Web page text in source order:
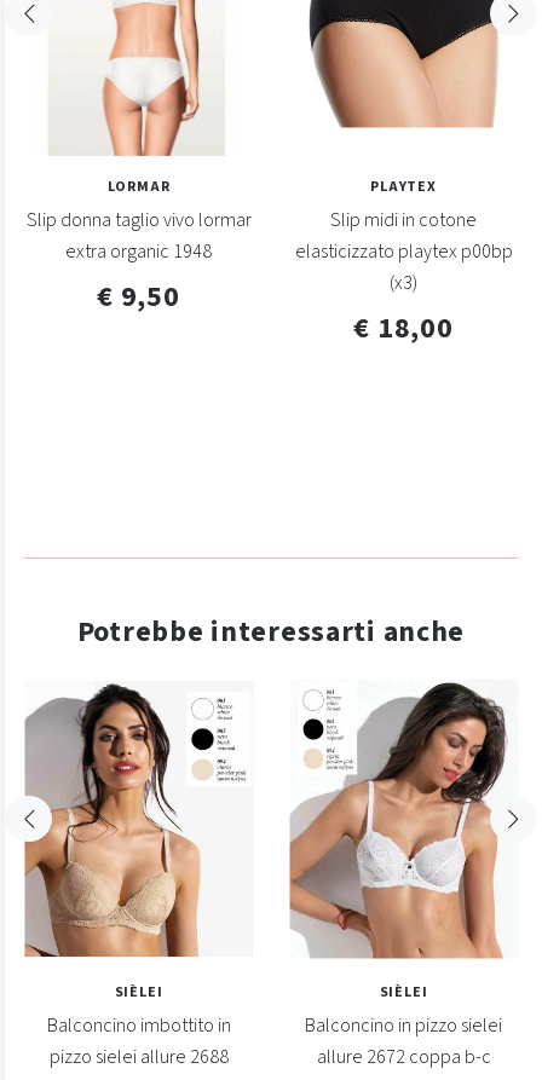
LORMAR
Slip donna taglio vivo lormar
extra organic 1948
€ 9,50
PLAYTEX
Slip midi in cotone
elasticizzato playtex p00bp
(x3)
€ 18,00
Potrebbe interessarti anche
SIÈLEI
Balconcino imbottito in
pizzo sielei allure 2688
SIÈLEI
Balconcino in pizzo sielei
allure 2672 coppa b-c